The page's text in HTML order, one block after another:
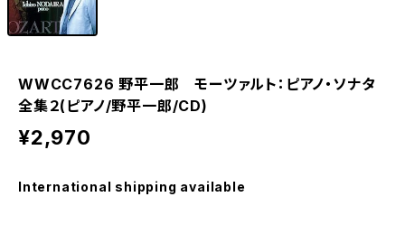
WWCC7626 野平一郎 モーツァルト：ピアノ・ソナタ
全集２(ピアノ/野平一郎/CD)
¥2,970
International shipping available